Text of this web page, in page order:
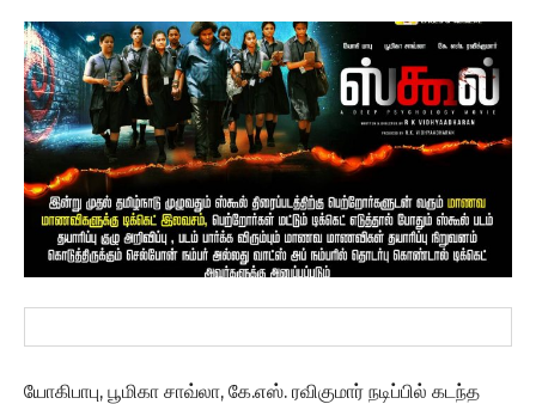
யோகிபாபு, பூமிகா சாவ்லா, கே.எஸ். ரவிகுமார் நடிப்பில் கடந்த